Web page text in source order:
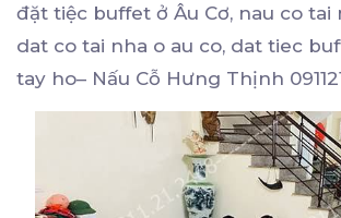
đặt tiệc buffet ở Âu Cơ, nau co tai
dat co tai nha o au co, dat tiec
tay ho– Nấu Cỗ Hưng Thịnh